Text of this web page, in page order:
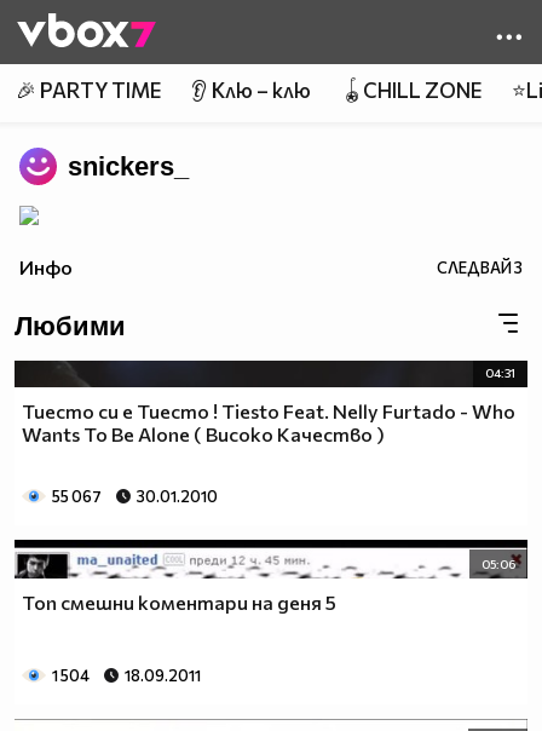
👾
🎉 PARTY TIME 👂 Клю – клю 🪀CHILL ZONE
snickers_
Инфо СЛЕДВАЙ3
Любими
04:31
Тиесто си е Тиесто ! Tiеsto Feat. Nelly Furtado - Who
Wants To Be Alone ( Високо Качество )
55 067 30.01.2010
05:06
Топ смешни коментари на деня 5
1 504 18.09.2011